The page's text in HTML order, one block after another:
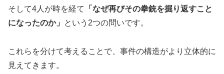
そして4人が時を経て
「なぜ再びその拳銃を掘り返すこと
になったのか」
という2つの問いです。
これらを分けて考えることで、事件の構造がより立体的に
見えてきます。